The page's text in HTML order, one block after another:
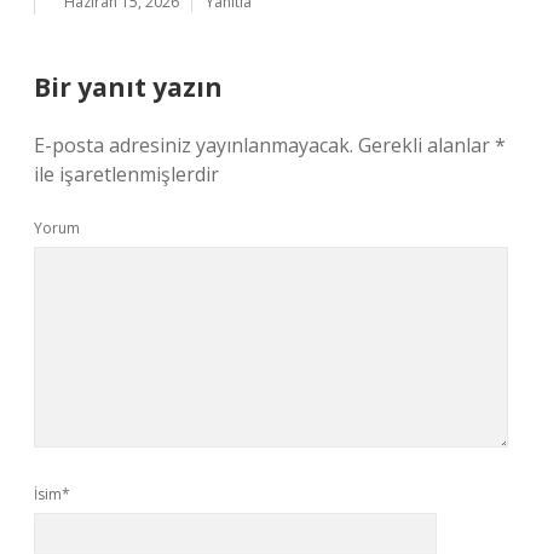
Bir yanıt yazın
E-posta adresiniz yayınlanmayacak. Gerekli alanlar*
ile işaretlenmişlerdir
Yorum
İsim*